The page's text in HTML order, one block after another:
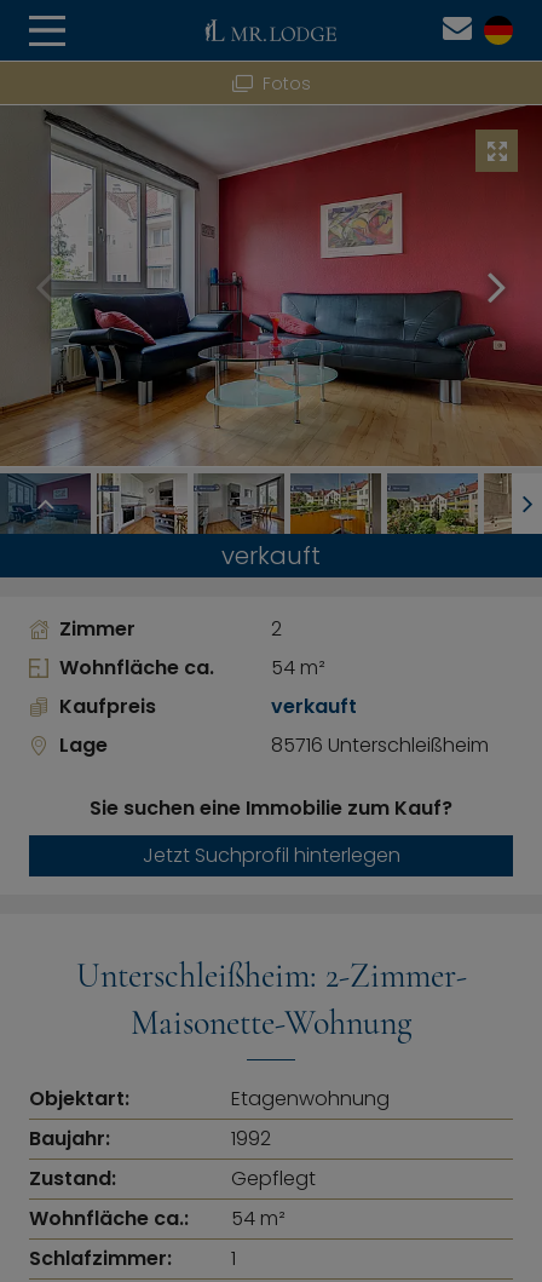
Fotos
verkauft
Zimmer
2
Wohnfläche ca.
54 m²
Kaufpreis
verkauft
Lage
85716 Unterschleißheim
Sie suchen eine Immobilie zum Kauf?
Jetzt Suchprofil hinterlegen
Unterschleißheim: 2-Zimmer-
Maisonette-Wohnung
Objektart:
Etagenwohnung
Baujahr:
1992
Zustand:
Gepflegt
Wohnfläche ca.:
54 m²
Schlafzimmer:
1